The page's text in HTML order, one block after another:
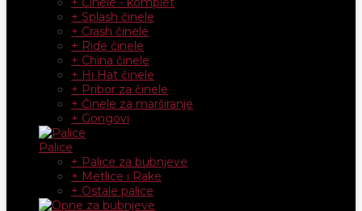
+ Splash činele
+ Crash činele
+ Ride činele
+ China činele
+ Hi Hat činele
+ Pribor za činele
+ Činele za marširanje
+ Gongovi
Palice
+ Palice za bubnjeve
+ Metlice i Rake
+ Ostale palice